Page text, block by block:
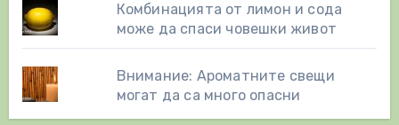
Комбинацията от лимон и сода
може да спаси човешки живот
Внимание: Ароматните свещи
могат да са много опасни